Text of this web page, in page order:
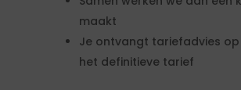
maakt
Je ontvangt tariefadvies
het definitieve tarief